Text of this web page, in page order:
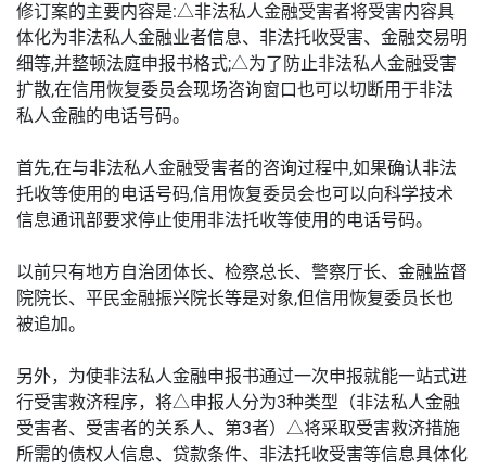
修订案的主要内容是:△非法私人金融受害者将受害内容具
体化为非法私人金融业者信息、非法托收受害、金融交易明
细等,并整顿法庭申报书格式;△为了防止非法私人金融受害
扩散,在信用恢复委员会现场咨询窗口也可以切断用于非法
私人金融的电话号码。
首先,在与非法私人金融受害者的咨询过程中,如果确认非法
托收等使用的电话号码,信用恢复委员会也可以向科学技术
信息通讯部要求停止使用非法托收等使用的电话号码。
以前只有地方自治团体长、检察总长、警察厅长、金融监督
院院长、平民金融振兴院长等是对象,但信用恢复委员长也
被追加。
另外，为使非法私人金融申报书通过一次申报就能一站式进
行受害救济程序，将△申报人分为3种类型（非法私人金融
受害者、受害者的关系人、第3者）△将采取受害救济措施
所需的债权人信息、贷款条件、非法托收受害等信息具体化